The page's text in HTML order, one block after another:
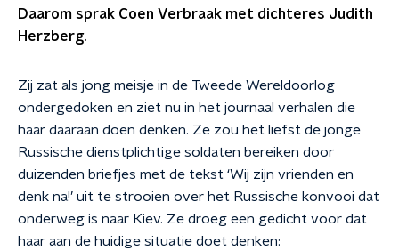
Daarom sprak Coen Verbraak met dichteres Judith
Herzberg.
Zij zat als jong meisje in de Tweede Wereldoorlog
ondergedoken en ziet nu in het journaal verhalen die
haar daaraan doen denken. Ze zou het liefst de jonge
Russische dienstplichtige soldaten bereiken door
duizenden briefjes met de tekst ‘Wij zijn vrienden en
denk na!’ uit te strooien over het Russische konvooi dat
onderweg is naar Kiev. Ze droeg een gedicht voor dat
haar aan de huidige situatie doet denken: